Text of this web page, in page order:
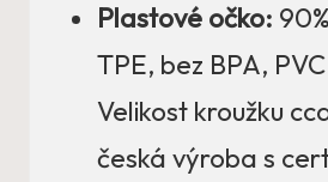
Plastové očko:
TPE, bez BPA,
Velikost kroužku
česká výroba s